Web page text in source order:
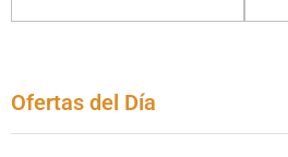
Ofertas del Día